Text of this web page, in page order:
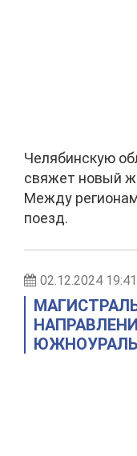
Челябинскую
свяжет новый
Между
поезд.
02.12.2024 19:41